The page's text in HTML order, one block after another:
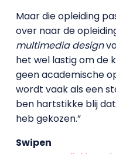
Maar die opleiding
over naar de
multimedia design
het wel lastig om de
geen academische
wordt vaak als een
ben hartstikke blij
heb gekozen.”
Swipen